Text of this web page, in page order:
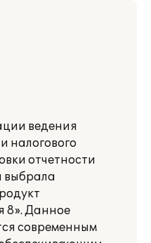
ведения
налогового
отчетности
8». Данное
современным